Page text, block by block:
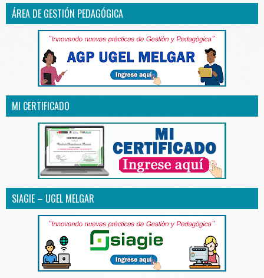
ÁREA DE GESTIÓN PEDAGÓGICA
MI CERTIFICADO
SIAGIE – UGEL MELGAR